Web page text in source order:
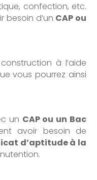
confection, etc.
besoin d’un CAP ou
à l’aide
vous pourrez ainsi
un CAP ou un Bac
avoir besoin de
d’aptitude à la